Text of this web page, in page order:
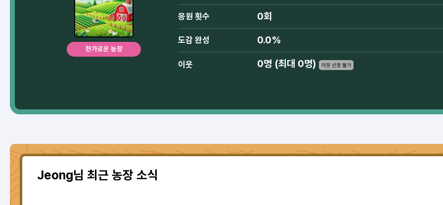
한가로운 농장
응원 횟수 0회
도감 완성 0.0%
이웃 0명 (최대 0명) 이웃 신청 불가
Jeong님 최근 농장 소식